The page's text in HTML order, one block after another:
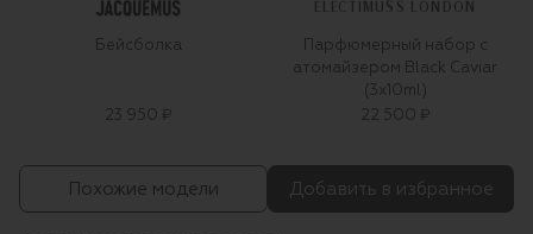
Бейсболка
23 950 ₽
ELECTIMUSS LONDON
Парфюмерный набор с
атомайзером Black Caviar
(3x10ml)
22 500 ₽
Похожие модели Добавить в избранное